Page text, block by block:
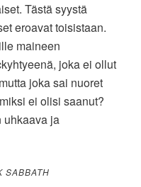
Tästä syystä
eroavat toisistaan.
maineen
joka ei ollut
joka sai nuoret
ei olisi saanut?
uhkaava ja
SABBATH